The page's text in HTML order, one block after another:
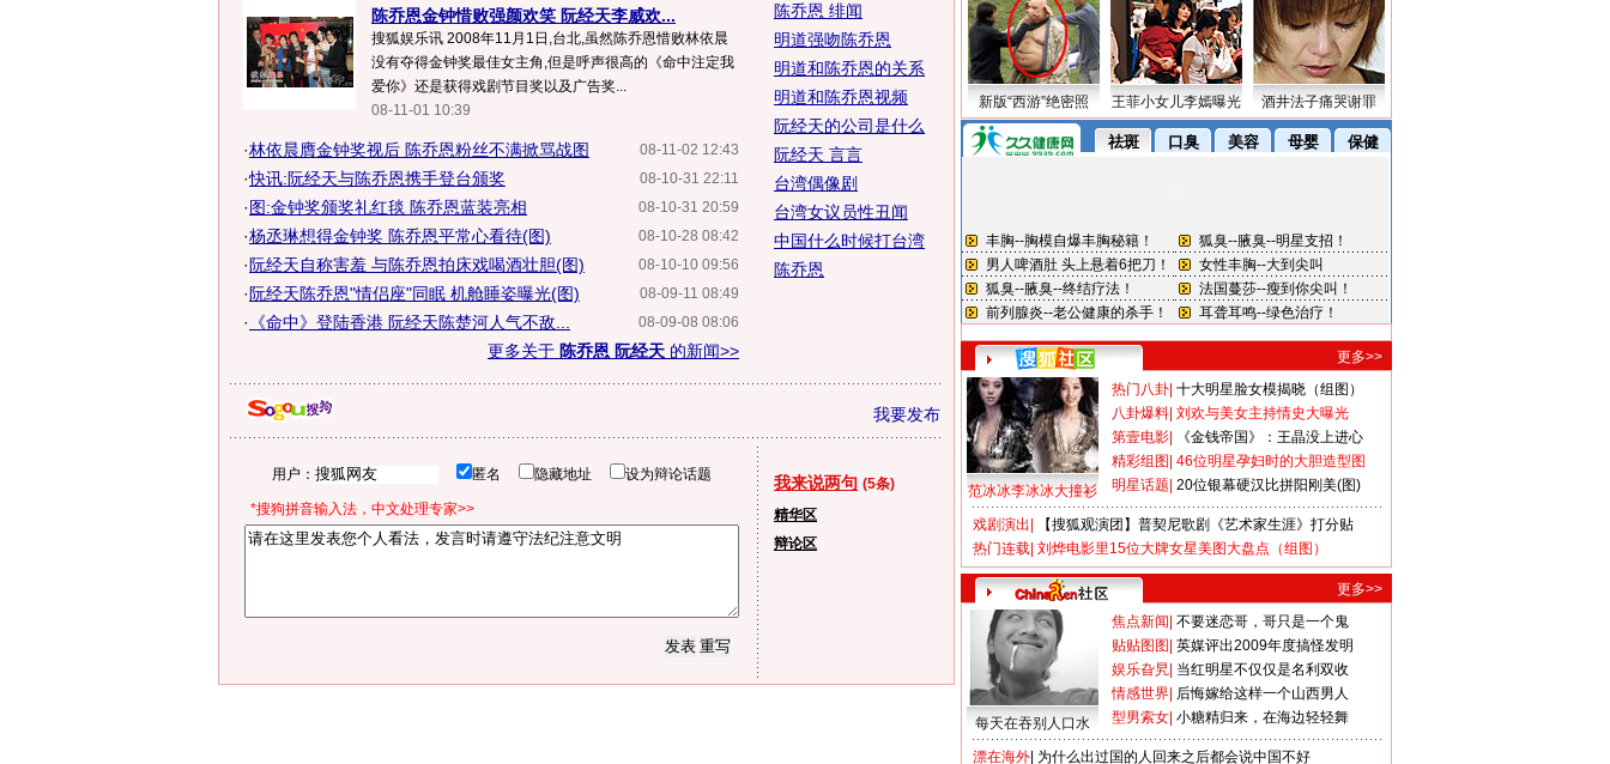
陈乔恩金钟惜败强颜欢笑 阮经天李威欢...
搜狐娱乐讯 2008年11月1日,台北,虽然陈乔恩惜败林依晨
没有夺得金钟奖最佳女主角,但是呼声很高的《命中注定我
爱你》还是获得戏剧节目奖以及广告奖...
08-11-01 10:39
08-11-02 12:43
·林依晨膺金钟奖视后 陈乔恩粉丝不满掀骂战图
08-10-31 22:11
·快讯:阮经天与陈乔恩携手登台颁奖
08-10-31 20:59
·图:金钟奖颁奖礼红毯 陈乔恩蓝装亮相
08-10-28 08:42
·杨丞琳想得金钟奖 陈乔恩平常心看待(图)
08-10-10 09:56
· 阮经天自称害羞 与陈乔恩拍床戏喝酒壮胆(图)
08-09-11 08:49
· 阮经天陈乔恩"情侣座"同眠 机舱睡姿曝光(图)
08-09-08 08:06
·
《命中》登陆香港 阮经天陈楚河人气不敌...
更多关于 陈乔恩 阮经天 的新闻>>
陈乔恩 绯闻
明道强吻陈乔恩
明道和陈乔恩的关系
明道和陈乔恩视频
阮经天的公司是什么
阮经天 言言
台湾偶像剧
台湾女议员性丑闻
中国什么时候打台湾
陈乔恩
我要发布
用户： 匿名 隐藏地址 设为辩论话题
*搜狗拼音输入法，中文处理专家>>
我来说两句 (5条)
精华区
辩论区
新版“西游”绝密照 王菲小女儿李嫣曝光 酒井法子痛哭谢罪
更多>>
范冰冰李冰冰大撞衫
热门八卦 十大明星脸女模揭晓（组图）
八卦爆料 刘欢与美女主持情史大曝光
第壹电影
《金钱帝国》：王晶没上进心
精彩组图 46位明星孕妇时的大胆造型图
明星话题 20位银幕硬汉比拼阳刚美(图)
戏剧演出
【搜狐观演团】普契尼歌剧《艺术家生涯》打分贴
热门连载 刘烨电影里15位大牌女星美图大盘点（组图）
更多>>
每天在吞别人口水
焦点新闻 不要迷恋哥，哥只是一个鬼
贴贴图图 英媒评出2009年度搞怪发明
娱乐旮旯 当红明星不仅仅是名利双收
情感世界 后悔嫁给这样一个山西男人
型男索女 小糖精归来，在海边轻轻舞
漂在海外 为什么出过国的人回来之后都会说中国不好